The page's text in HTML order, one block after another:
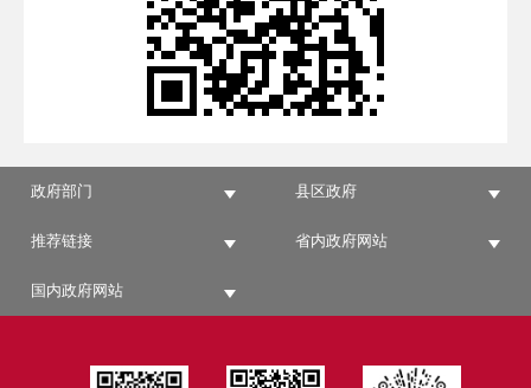
政府部门 县区政府
推荐链接 省内政府网站
国内政府网站